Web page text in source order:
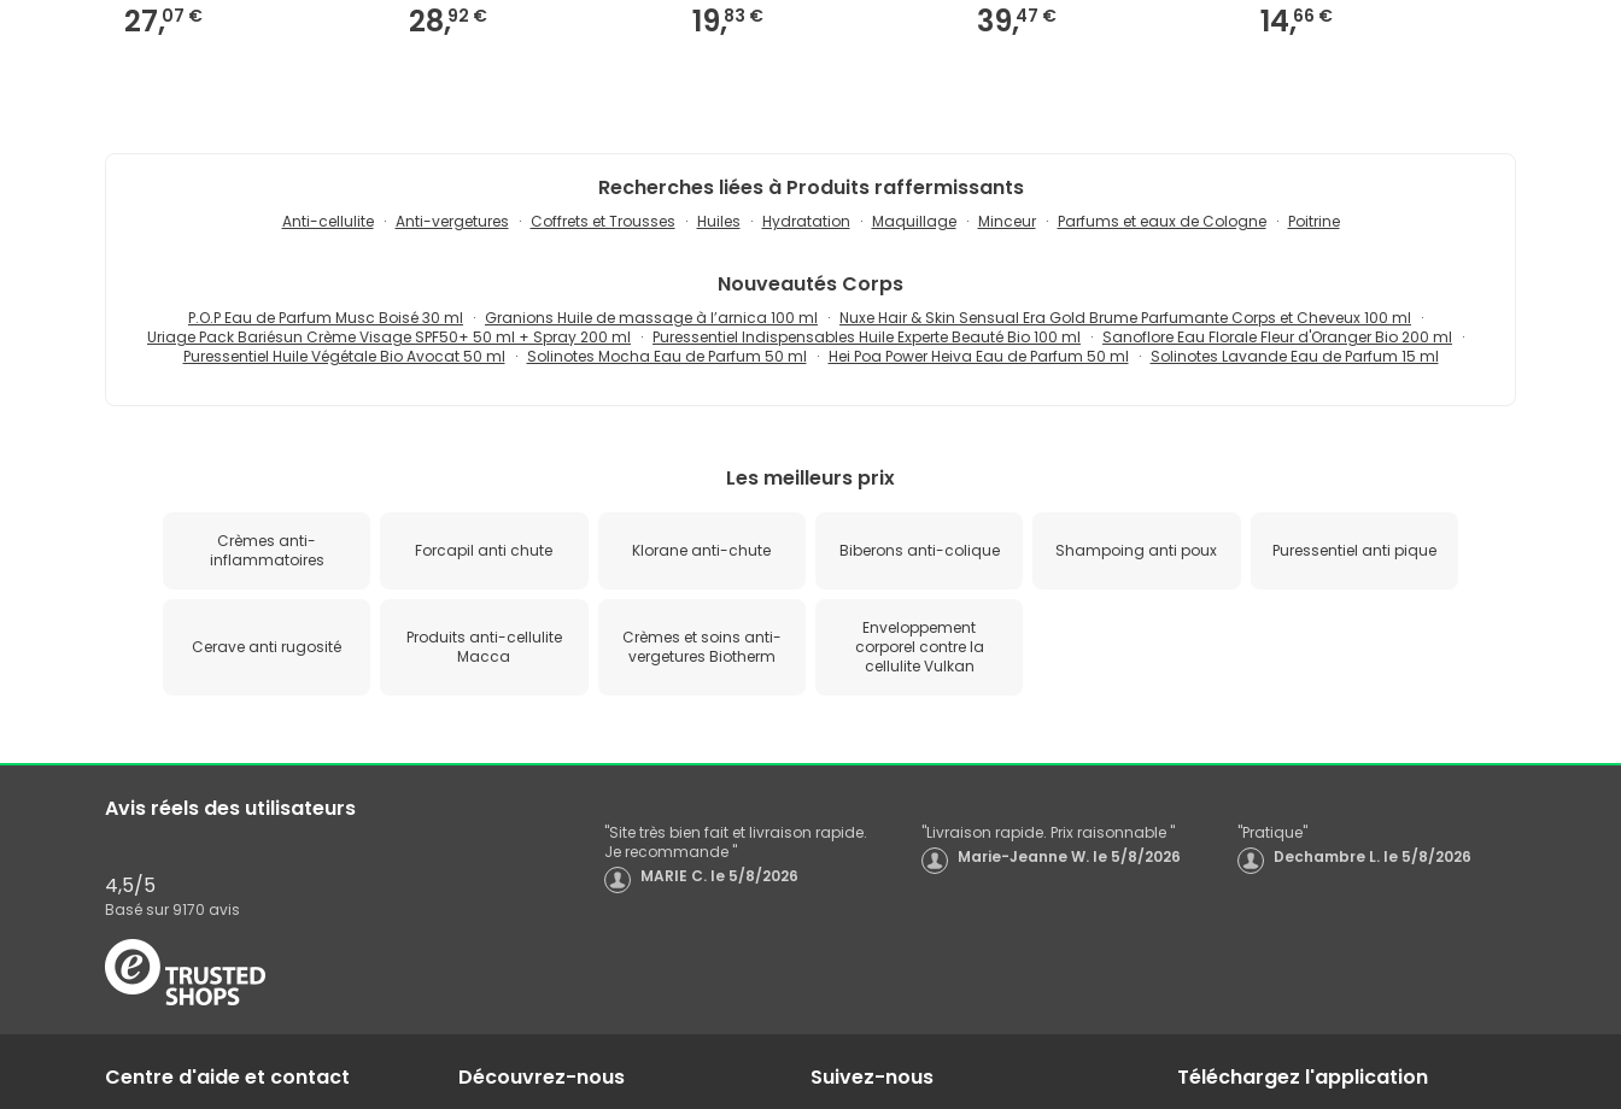
27,07 € 28,92 € 19,83 € 39,47 € 14,66 €
Recherches liées à Produits raffermissants
Anti-cellulite Anti-vergetures Coffrets et Trousses Huiles Hydratation Maquillage Minceur Parfums et eaux de Cologne Poitrine
Nouveautés Corps
P.O.P Eau de Parfum Musc Boisé 30 ml Granions Huile de massage à l’arnica 100 ml
Nuxe Hair & Skin Sensual Era Gold Brume Parfumante Corps et Cheveux 100 ml
Uriage Pack Bariésun Crème Visage SPF50+ 50 ml + Spray 200 ml
Puressentiel Indispensables Huile Experte Beauté Bio 100 ml
Sanoflore Eau Florale Fleur d'Oranger Bio 200 ml
Puressentiel Huile Végétale Bio Avocat 50 ml
Solinotes Mocha Eau de Parfum 50 ml Hei Poa Power Heiva Eau de Parfum 50 ml Solinotes Lavande Eau de Parfum 15 ml
Les meilleurs prix
Crèmes anti-
inflammatoires
Forcapil anti chute Klorane anti-chute Biberons anti-colique Shampoing anti poux Puressentiel anti pique
Cerave anti rugosité
Produits anti-cellulite
Macca
Crèmes et soins anti-
vergetures Biotherm
Enveloppement
corporel contre la
cellulite Vulkan
Avis réels des utilisateurs
4,5/5
Basé sur 9170 avis
"Site très bien fait et livraison rapide.
Je recommande "
MARIE C. le 5/8/2026
"Livraison rapide. Prix raisonnable "
Marie-Jeanne W. le 5/8/2026
"Pratique"
Dechambre L. le 5/8/2026
Centre d'aide et contact Découvrez-nous Suivez-nous Téléchargez l'application